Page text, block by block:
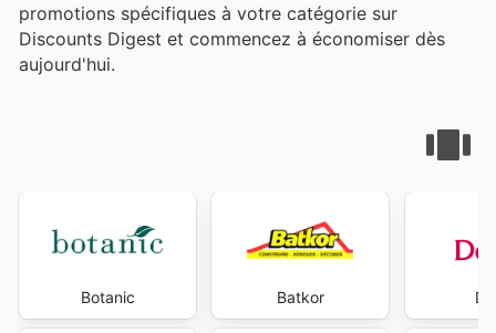
promotions spécifiques à votre catégorie sur
Discounts Digest et commencez à économiser dès
aujourd'hui.
Botanic Batkor